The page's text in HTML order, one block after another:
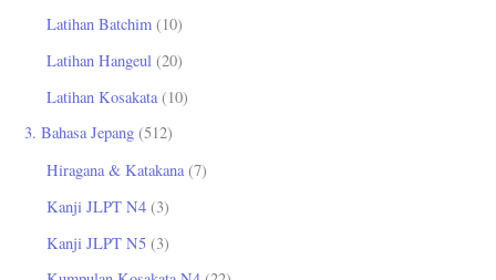
Latihan Batchim (10)
Latihan Hangeul (20)
Latihan Kosakata (10)
3. Bahasa Jepang (512)
Hiragana & Katakana(7)
Kanji JLPT N4 (3)
Kanji JLPT N5 (3)